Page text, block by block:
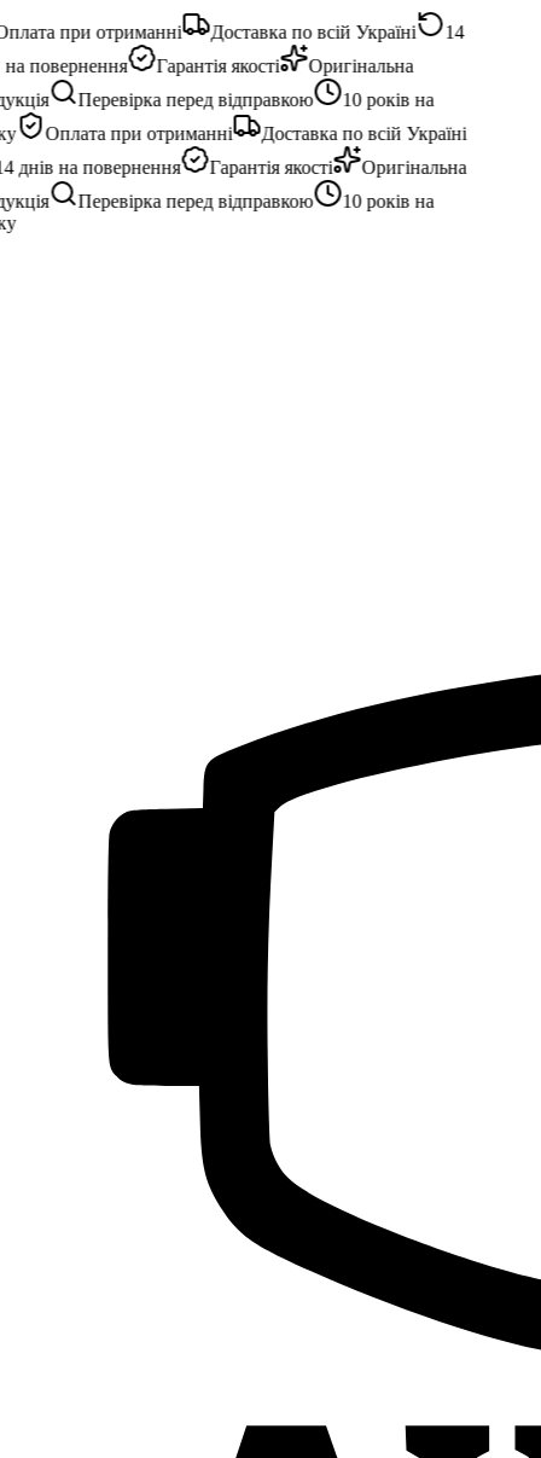
при отриманні Доставка по всій Україні
14
повернення
Гарантія якості
Оригінальна
Перевірка перед відправкою
10 років на
Оплата при отриманні
Доставка по всій Україні
днів на повернення
Гарантія якості
Оригінальна
Перевірка перед відправкою
10 років на